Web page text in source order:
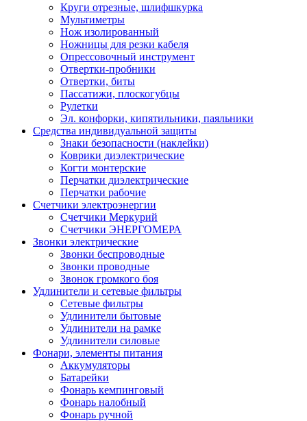
Круги отрезные, шлифшкурка
Мультиметры
Нож изолированный
Ножницы для резки кабеля
Опрессовочный инструмент
Отвертки-пробники
Отвертки, биты
Пассатижи, плоскогубцы
Рулетки
Эл. конфорки, кипятильники, паяльники
Средства индивидуальной защиты
Знаки безопасности (наклейки)
Коврики диэлектрические
Когти монтерские
Перчатки диэлектрические
Перчатки рабочие
Счетчики электроэнергии
Счетчики Меркурий
Счетчики ЭНЕРГОМЕРА
Звонки электрические
Звонки беспроводные
Звонки проводные
Звонок громкого боя
Удлинители и сетевые фильтры
Сетевые фильтры
Удлинители бытовые
Удлинители на рамке
Удлинители силовые
Фонари, элементы питания
Аккумуляторы
Батарейки
Фонарь кемпинговый
Фонарь налобный
Фонарь ручной